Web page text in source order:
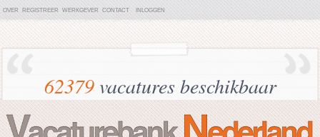
OVER REGISTREER WERKGEVER CONTACT INLOGGEN
62379vacatures beschikbaar